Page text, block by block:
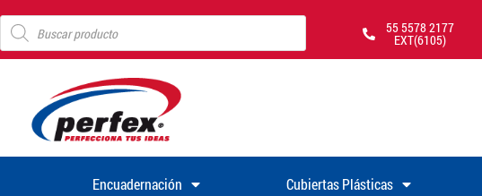
55 5578 2177
EXT(6105)
Encuadernación Cubiertas Plásticas